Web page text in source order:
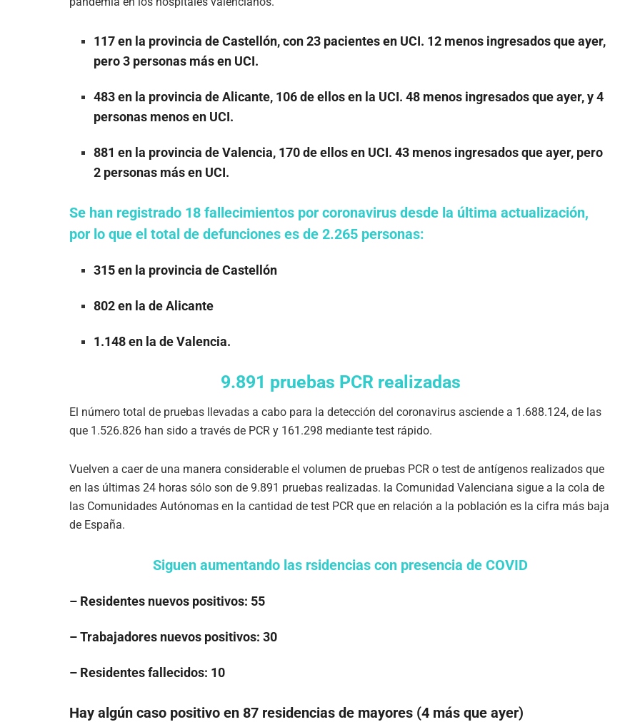
117 en la provincia de Castellón, con 23 pacientes en UCI. 12 menos ingresados que ayer,
pero 3 personas más en UCI.
483 en la provincia de Alicante, 106 de ellos en la UCI.48 menos ingresados que ayer, y 4
personas menos en UCI.
881 en la provincia de Valencia, 170 de ellos en UCI.43 menos ingresados que ayer, pero
2 personas más en UCI.
Se han registrado 18 fallecimientos por coronavirus desde la última actualización,
por lo que el total de defunciones es de 2.265 personas:
315 en la provincia de Castellón
802 en la de Alicante
1.148 en la de Valencia.
9.891 pruebas PCR realizadas
El número total de pruebas llevadas a cabo para la detección del coronavirus asciende a 1.688.124, de las
que 1.526.826 han sido a través de PCR y 161.298 mediante test rápido.
Vuelven a caer de una manera considerable el volumen de pruebas PCR o test de antígenos realizados que
en las últimas 24 horas sólo son de 9.891 pruebas realizadas. la Comunidad Valenciana sigue a la cola de
las Comunidades Autónomas en la cantidad de test PCR que en relación a la población es la cifra más baja
de España.
Siguen aumentando las rsidencias con presencia de COVID
– Residentes nuevos positivos: 55
– Trabajadores nuevos positivos: 30
– Residentes fallecidos: 10
Hay algún caso positivo en 87 residencias de mayores (4 más que ayer)